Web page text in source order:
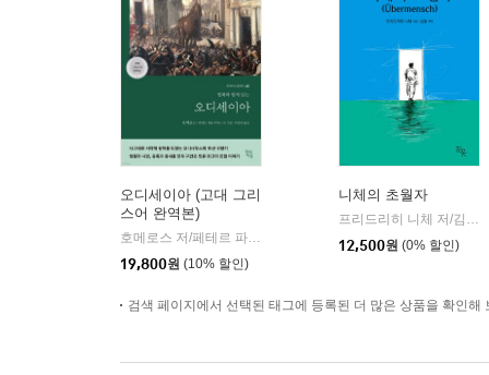
오디세이아 (고대 그리
스어 완역본)
| 현대지성
19,800원 (10% 할인)
니체의 초월자
12,500원 (0% 할인)
검색 페이지에서 선택된 태그에 등록된 더 많은 상품을 확인해